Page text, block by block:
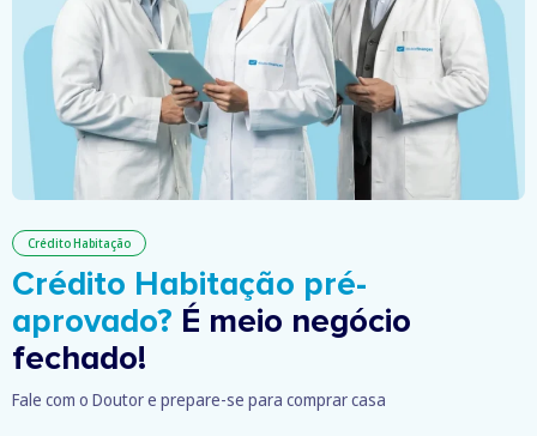
Crédito Habitação
Crédito Habitação pré-
aprovado? É meio negócio
fechado!
Fale com o Doutor e prepare-se para comprar casa